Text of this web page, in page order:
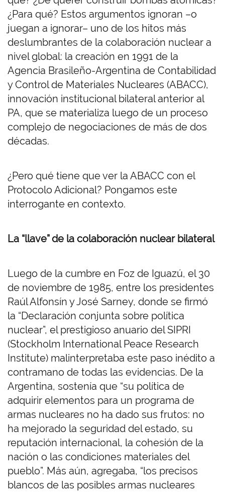
¿Para qué? Estos argumentos ignoran –o
juegan a ignorar– uno de los hitos más
deslumbrantes de la colaboración nuclear a
nivel global: la creación en 1991 de la
Agencia Brasileño-Argentina de Contabilidad
y Control de Materiales Nucleares (ABACC),
innovación institucional bilateral anterior al
PA, que se materializa luego de un proceso
complejo de negociaciones de más de dos
décadas.
¿Pero qué tiene que ver la ABACC con el
Protocolo Adicional? Pongamos este
interrogante en contexto.
La “llave” de la colaboración nuclear bilateral
Luego de la cumbre en Foz de Iguazú, el 30
de noviembre de 1985, entre los presidentes
Raúl Alfonsín y José Sarney, donde se firmó
la “Declaración conjunta sobre política
nuclear”, el prestigioso anuario del SIPRI
(Stockholm International Peace Research
Institute) malinterpretaba este paso inédito a
contramano de todas las evidencias. De la
Argentina, sostenía que “su política de
adquirir elementos para un programa de
armas nucleares no ha dado sus frutos: no
ha mejorado la seguridad del estado, su
reputación internacional, la cohesión de la
nación o las condiciones materiales del
pueblo”. Más aún, agregaba, “los precisos
blancos de las posibles armas nucleares